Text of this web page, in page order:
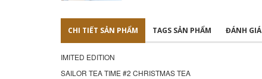
CHI TIẾT SẢN PHẨM TAGS SẢN PHẨM ĐÁNH GIÁ
IMITED EDITION
SAILOR TEA TIME #2 CHRISTMAS TEA